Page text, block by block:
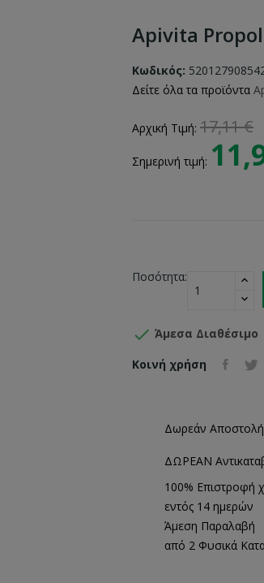
Apivita
Κωδικός:
Δείτε όλα τα προϊόντα
Αρχική Τιμή: 17,11 €
Σημερινή τιμή:
Ποσότητα:
 Άμεσα Διαθέσιμο
Κοινή χρήση
Δωρεάν
ΔΩΡΕΑΝ
100% Επιστροφή
εντός 14 ημερών
Άμεση Παραλαβή
από 2 Φυσικά